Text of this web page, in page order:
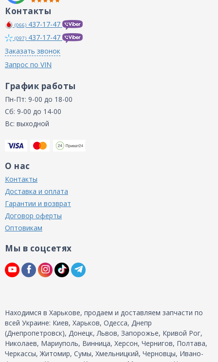
Контакты
(066) 437-17-47
(097) 437-17-47
Заказать звонок
Запрос по VIN
График работы
Пн-Пт: 9-00 до 18-00
Сб: 9-00 до 14-00
Вс: выходной
О нас
Контакты
Доставка и оплата
Гарантии и возврат
Договор оферты
Оптовикам
Мы в соцсетях
Находимся в Харькове, продаем и доставляем запчасти по
всей Украине: Киев, Харьков, Одесса, Днепр
(Днепропетровск), Донецк, Львов, Запорожье, Кривой Рог,
Николаев, Мариуполь, Винница, Херсон, Чернигов, Полтава,
Черкассы, Житомир, Сумы, Хмельницкий, Черновцы, Ивано-